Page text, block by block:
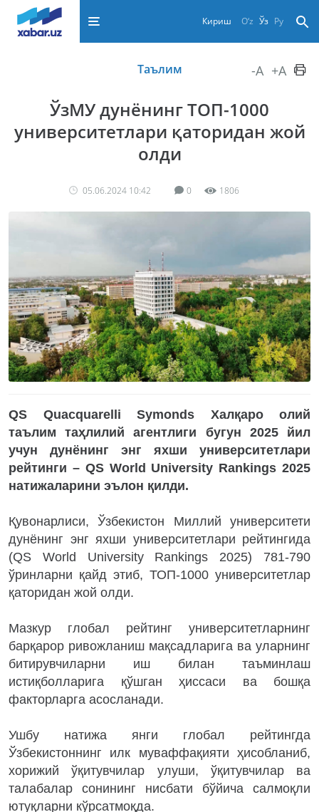
Кириш O‘z Ўз Ру
Таълим -A +A
ЎзМУ дунёнинг ТОП-1000
университетлари қаторидан жой
олди
05.06.2024 10:42 0 1806
QS Quacquarelli Symonds Халқаро олий
таълим таҳлилий агентлиги бугун 2025 йил
учун дунёнинг энг яхши университетлари
рейтинги – QS World University Rankings 2025
натижаларини эълон қилди.
Қувонарлиси, Ўзбекистон Миллий университети
дунёнинг энг яхши университетлари рейтингида
(QS World University Rankings 2025) 781-790
ўринларни қайд этиб, ТОП-1000 университетлар
қаторидан жой олди.
Мазкур глобал рейтинг университетларнинг
барқарор ривожланиш мақсадларига ва уларнинг
битирувчиларни иш билан таъминлаш
истиқболларига қўшган ҳиссаси ва бошқа
факторларга асосланади.
Ушбу натижа янги глобал рейтингда
Ўзбекистоннинг илк муваффақияти ҳисобланиб,
хорижий ўқитувчилар улуши, ўқитувчилар ва
талабалар сонининг нисбати бўйича салмоқли
ютуқларни кўрсатмоқда.